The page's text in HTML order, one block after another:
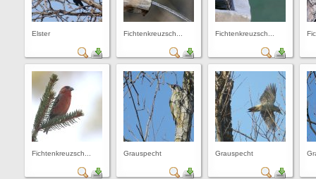
Elster Fichtenkreuzsch... Fichtenkreuzsch...
Fichtenkreuzsch... Grauspecht Grauspecht